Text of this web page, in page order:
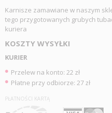
Karnisze zamawiane w naszym
tego przygotowanych grubych
kuriera
KOSZTY WYSYŁKI
KURIER
Przelew na konto: 22 zł
Płatne przy odbiorze: 27 zł
PŁATNOŚCI KARTĄ